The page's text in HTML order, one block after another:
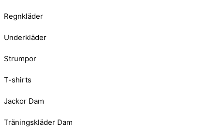
Regnkläder
Underkläder
Strumpor
T-shirts
Jackor Dam
Träningskläder Dam